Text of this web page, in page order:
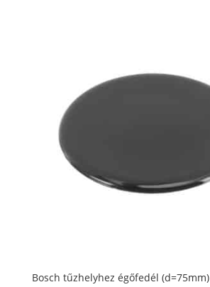
Bosch tűzhelyhez égőfedél (d=75mm)